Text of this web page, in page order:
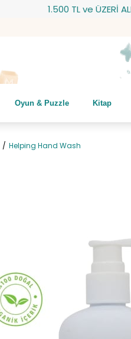
1.500 TL ve ÜZERİ
Oyun & Puzzle Kitap
Helping Hand Wash